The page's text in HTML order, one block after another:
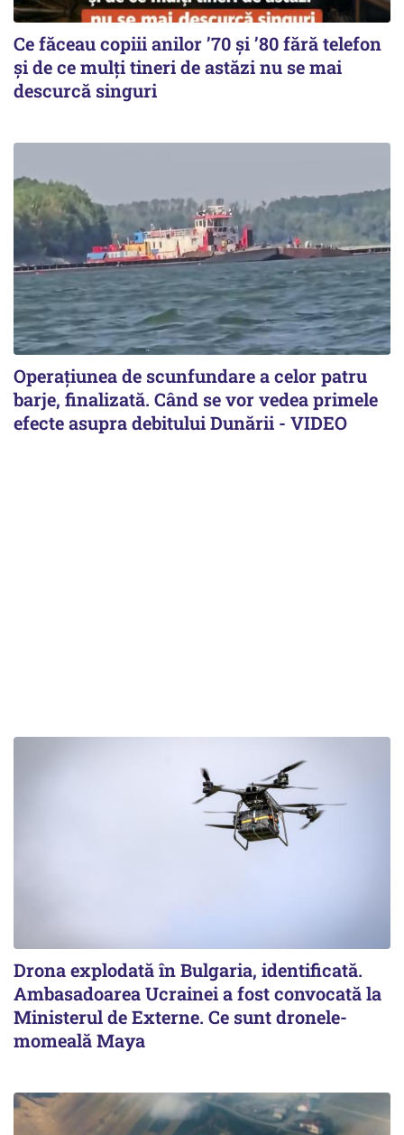
Ce făceau copiii anilor ’70 și ’80 fără telefon
și de ce mulți tineri de astăzi nu se mai
descurcă singuri
Operațiunea de scunfundare a celor patru
barje, finalizată. Când se vor vedea primele
efecte asupra debitului Dunării - VIDEO
Drona explodată în Bulgaria, identificată.
Ambasadoarea Ucrainei a fost convocată la
Ministerul de Externe. Ce sunt dronele-
momeală Maya